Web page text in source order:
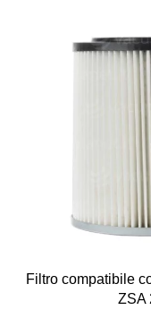
Filtro compatibile
ZSA